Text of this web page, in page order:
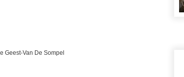
Geest-Van De Sompel